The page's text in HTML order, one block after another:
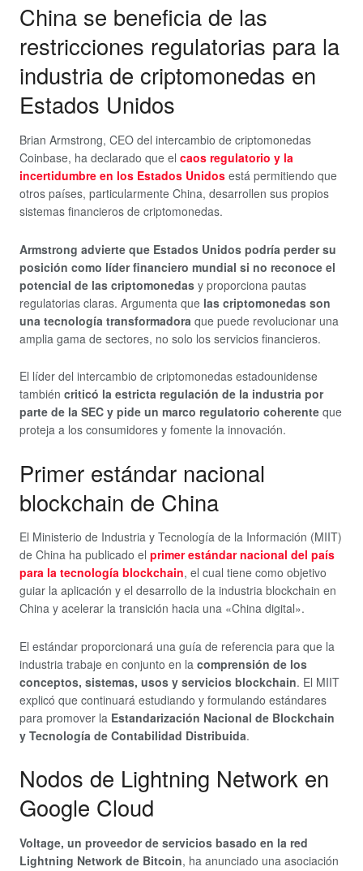
China se beneficia de las
restricciones regulatorias para la
industria de criptomonedas en
Estados Unidos
Brian Armstrong, CEO del intercambio de criptomonedas
Coinbase, ha declarado que el caos regulatorio y la
incertidumbre en los Estados Unidos está permitiendo que
otros países, particularmente China, desarrollen sus propios
sistemas financieros de criptomonedas.
Armstrong advierte que Estados Unidos podría perder su
posición como líder financiero mundial si no reconoce el
potencial de las criptomonedas y proporciona pautas
regulatorias claras. Argumenta que las criptomonedas son
una tecnología transformadora que puede revolucionar una
amplia gama de sectores, no solo los servicios financieros.
El líder del intercambio de criptomonedas estadounidense
también criticó la estricta regulación de la industria por
parte de la SEC y pide un marco regulatorio coherente que
proteja a los consumidores y fomente la innovación.
Primer estándar nacional
blockchain de China
El Ministerio de Industria y Tecnología de la Información (MIIT)
de China ha publicado el primer estándar nacional del país
para la tecnología blockchain, el cual tiene como objetivo
guiar la aplicación y el desarrollo de la industria blockchain en
China y acelerar la transición hacia una «China digital».
El estándar proporcionará una guía de referencia para que la
industria trabaje en conjunto en la comprensión de los
conceptos, sistemas, usos y servicios blockchain. El MIIT
explicó que continuará estudiando y formulando estándares
para promover la Estandarización Nacional de Blockchain
y Tecnología de Contabilidad Distribuida.
Nodos de Lightning Network en
Google Cloud
Voltage, un proveedor de servicios basado en la red
Lightning Network de Bitcoin, ha anunciado una asociación